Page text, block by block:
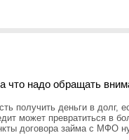
что надо обращать
получить деньги в долг,
может превратиться в
договора займа с МФО